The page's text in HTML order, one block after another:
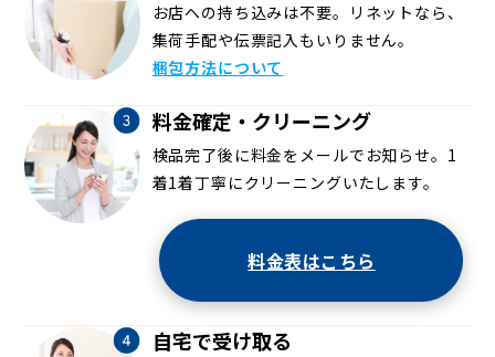
お店への持ち込みは不要。リネットなら、
集荷手配や伝票記入もいりません。
梱包方法について
料金確定・クリーニング
検品完了後に料金をメールでお知らせ。1
着1着丁寧にクリーニングいたします。
料金表はこちら
自宅で受け取る